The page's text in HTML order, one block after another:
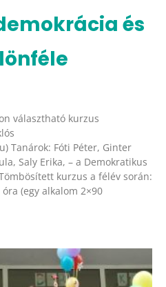
és
választható kurzus
Tanárok: Fóti Péter, Ginter
Saly Erika, – a Demokratikus
kurzus a félév során:
(egy alkalom 2×90